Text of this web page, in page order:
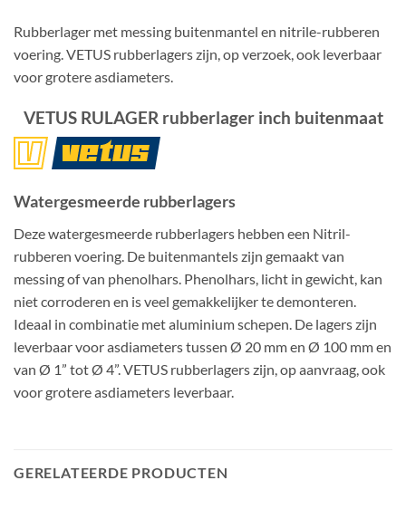
Rubberlager met messing buitenmantel en nitrile-rubberen
voering. VETUS rubberlagers zijn, op verzoek, ook leverbaar
voor grotere asdiameters.
VETUS RULAGER rubberlager inch buitenmaat
Watergesmeerde rubberlagers
Deze watergesmeerde rubberlagers hebben een Nitril-
rubberen voering. De buitenmantels zijn gemaakt van
messing of van phenolhars. Phenolhars, licht in gewicht, kan
niet corroderen en is veel gemakkelijker te demonteren.
Ideaal in combinatie met aluminium schepen. De lagers zijn
leverbaar voor asdiameters tussen Ø 20 mm en Ø 100 mm en
van Ø 1” tot Ø 4”. VETUS rubberlagers zijn, op aanvraag, ook
voor grotere asdiameters leverbaar.
GERELATEERDE PRODUCTEN